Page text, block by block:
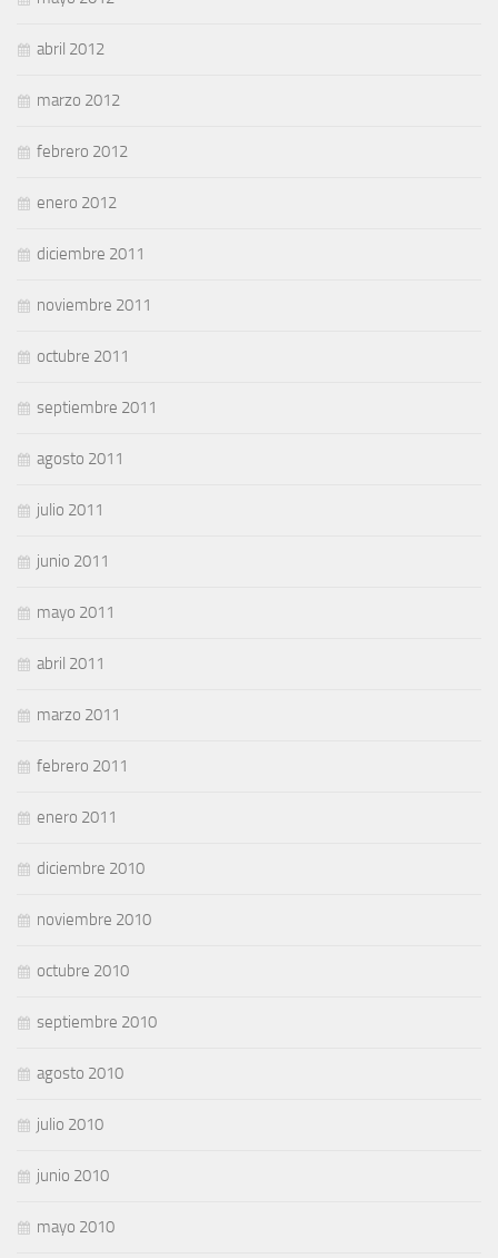
abril 2012
marzo 2012
febrero 2012
enero 2012
diciembre 2011
noviembre 2011
octubre 2011
septiembre 2011
agosto 2011
julio 2011
junio 2011
mayo 2011
abril 2011
marzo 2011
febrero 2011
enero 2011
diciembre 2010
noviembre 2010
octubre 2010
septiembre 2010
agosto 2010
julio 2010
junio 2010
mayo 2010